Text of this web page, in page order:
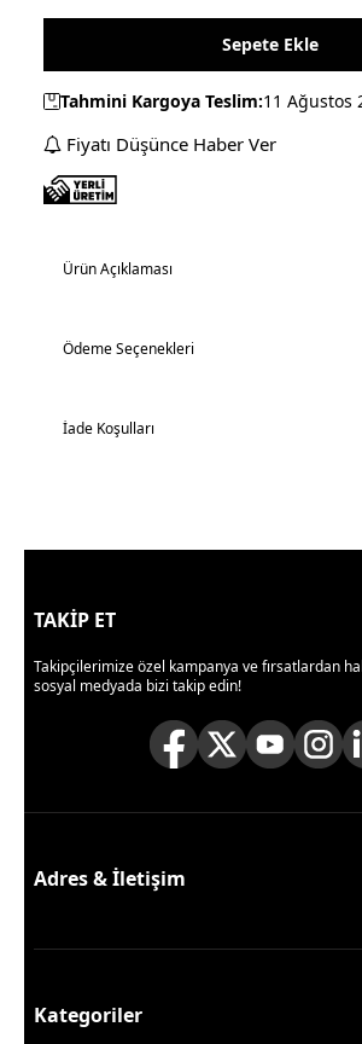
Sepete Ekle
Tahmini Kargoya Teslim:11 Ağustos
Fiyatı Düşünce Haber Ver
Ürün Açıklaması
Ödeme Seçenekleri
İade Koşulları
TAKİP ET
Takipçilerimize özel kampanya ve fırsatlardan
sosyal medyada bizi takip edin!
Adres & İletişim
Kategoriler